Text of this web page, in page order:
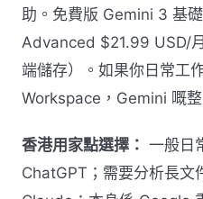
助。免費版 Gemini 3 基
Advanced $21.99 USD/
端儲存）。如果你日常工
Workspace，Gemini 嘅
香港用家點選擇： 一般日
ChatGPT；需要分析長文